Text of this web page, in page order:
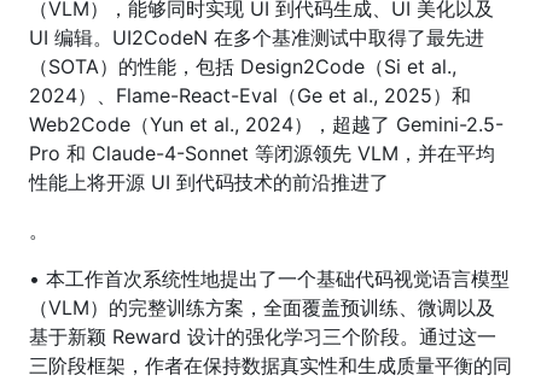
（VLM），能够同时实现 UI 到代码生成、UI 美化以及
UI 编辑。UI2CodeN 在多个基准测试中取得了最先进
（SOTA）的性能，包括 Design2Code（Si et al.,
2024）、Flame-React-Eval（Ge et al., 2025）和
Web2Code（Yun et al., 2024），超越了 Gemini-2.5-
Pro 和 Claude-4-Sonnet 等闭源领先 VLM，并在平均
性能上将开源 UI 到代码技术的前沿推进了
。
• 本工作首次系统性地提出了一个基础代码视觉语言模型
（VLM）的完整训练方案，全面覆盖预训练、微调以及
基于新颖 Reward 设计的强化学习三个阶段。通过这一
三阶段框架，作者在保持数据真实性和生成质量平衡的同